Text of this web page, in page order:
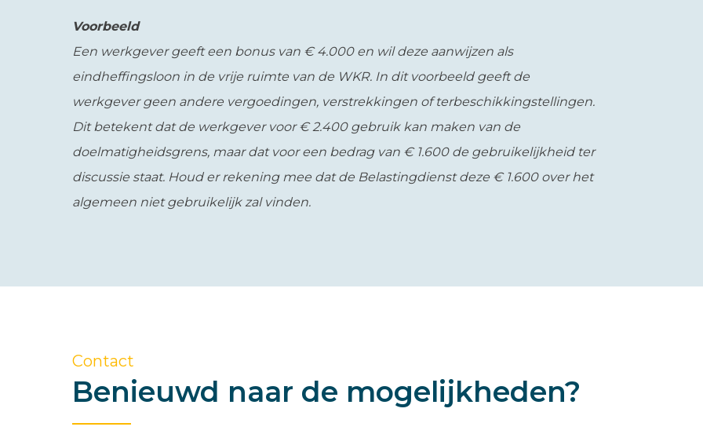
Voorbeeld
Een werkgever geeft een bonus van € 4.000 en wil deze aanwijzen als
eindheffingsloon in de vrije ruimte van de WKR. In dit voorbeeld geeft de
werkgever geen andere vergoedingen, verstrekkingen of terbeschikkingstellingen.
Dit betekent dat de werkgever voor € 2.400 gebruik kan maken van de
doelmatigheidsgrens, maar dat voor een bedrag van € 1.600 de gebruikelijkheid ter
discussie staat. Houd er rekening mee dat de Belastingdienst deze € 1.600 over het
algemeen niet gebruikelijk zal vinden.
Contact
Benieuwd naar de mogelijkheden?